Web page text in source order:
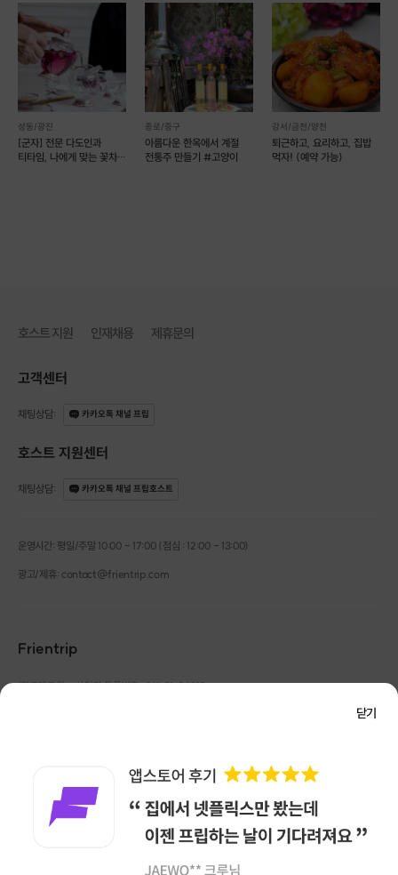
닫기
수강인원 : 1명~2명
장소 : 잠실역 롯데월드 옆건물
-재료 및 도구 설명
-과일 다듬기
*****뱅쇼는 1인 2병 완성해서 가져갑니다***
1병 고급 유리병 + 고급 보자기포장
1병 와인병 + 상자포장
성동/광진
[군자] 전문 다도인과
티타임, 나에게 맞는 꽃차
종로/중구
아름다운 한옥에서 계절
전통주 만들기 #고양이
강서/금천/양천
퇴근하고, 요리하고, 집밥
먹자! (예약 가능)
호스트 지원 인재채용 제휴문의
고객센터
채팅상담: 카카오톡 채널 프립
호스트 지원센터
채팅상담: 카카오톡 채널 프립호스트
운영시간: 평일/주말 10:00 - 17:00 (점심 : 12:00 - 13:00)
광고/제휴: contact@frientrip.com
Frientrip
㈜프렌트립 | 사업자 등록번호 : 261-81-04385
대해 ㈜프렌트립은 일체의 책임을 지지 않습니다.
NICEPAY 안전거래 서비스 : 고객님의 안전거래를 위해 현금 결제 시, 저희 사이트에서 가입한
구매안전 서비스를 이용할 수 있습니다.가입 확인
이용약관